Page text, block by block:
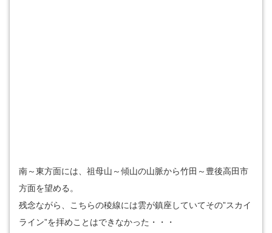
南～東方面には、祖母山～傾山の山脈から竹田～豊後高田市
方面を望める。
残念ながら、こちらの稜線には雲が鎮座していてその”スカイ
ライン”を拝めことはできなかった・・・